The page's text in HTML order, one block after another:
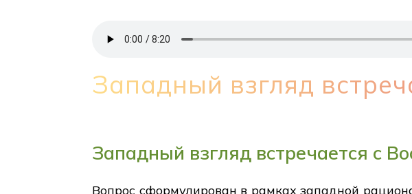
Западный взгляд
Западный взгляд встречается с
Вопрос сформулирован в рамках западной